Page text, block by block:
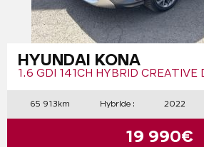
HYUNDAI KONA
1.6 GDI 141CH HYBRID CREATIVE
65 913km Hybride : 2022
19 990€